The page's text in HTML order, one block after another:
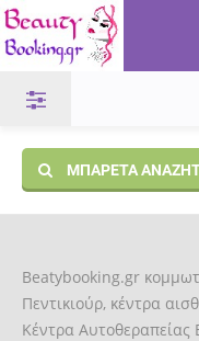
ΜΠΑΡΈΤΑ
Beatybooking.gr
Πεντικιούρ, κέντρα
Κέντρα Αυτοθεραπείας